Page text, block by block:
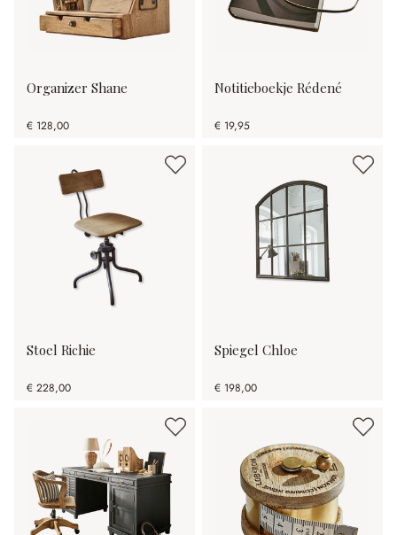
Organizer Shane
€ 128,00
Notitieboekje Rédené
€ 19,95
Stoel Richie
€ 228,00
Spiegel Chloe
€ 198,00